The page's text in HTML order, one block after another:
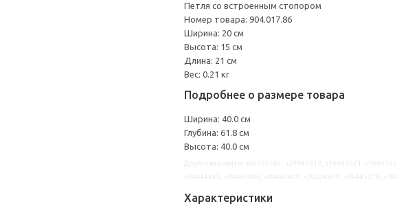
Петля со встроенным стопором
Номер товара: 904.017.86
Ширина: 20 см
Высота: 15 см
Длина: 21 см
Вес: 0.21 кг
Подробнее о размере товара
Ширина: 40.0 см
Глубина: 61.8 см
Высота: 40.0 см
Характеристики